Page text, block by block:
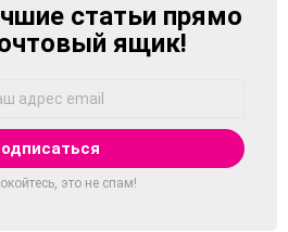
статьи прямо
ящик!
это не спам!